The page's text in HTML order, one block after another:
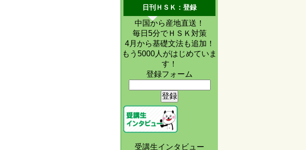
日刊ＨＳＫ：登録
中国から産地直送！
毎日5分でＨＳＫ対策
4月から基礎文法も追加！
もう5000人がはじめていま
す！
登録フォーム
受講生インタビュー